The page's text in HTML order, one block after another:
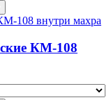
КМ-108